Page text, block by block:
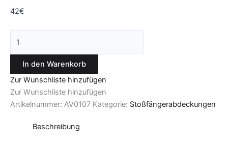
42€
In den Warenkorb
Zur Wunschliste hinzufügen
Zur Wunschliste hinzufügen
Artikelnummer: AV0107 Kategorie: Stoßfängerabdeckungen
Beschreibung